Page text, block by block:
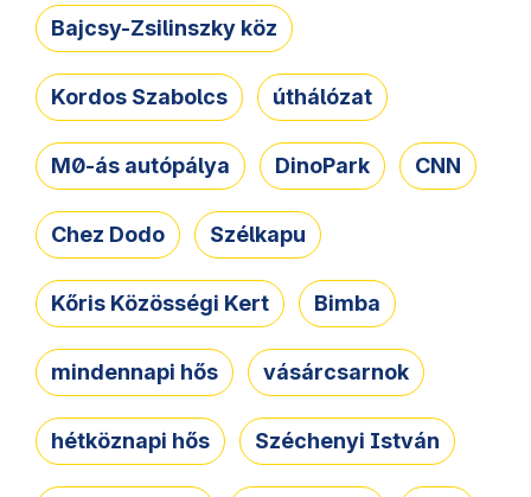
Bajcsy-Zsilinszky köz
Kordos Szabolcs úthálózat
M0-ás autópálya DinoPark CNN
Chez Dodo Szélkapu
Kőris Közösségi Kert Bimba
mindennapi hős vásárcsarnok
hétköznapi hős Széchenyi István